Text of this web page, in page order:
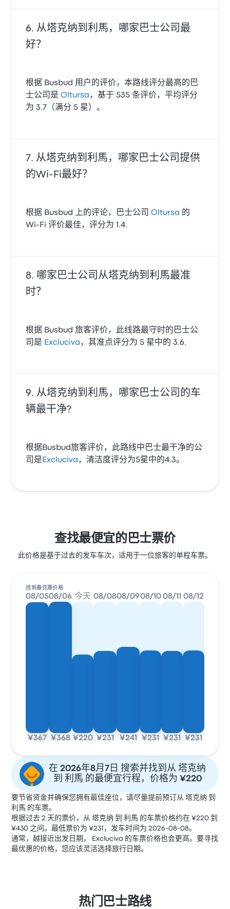
从塔克纳到利馬，哪家巴士公司最
好？
根据 Busbud 用户的评价，本路线评分最高的巴
士公司是Oltursa ，基于 535 条评价，平均评分
为 3.7（满分 5 星）。
从塔克纳到利馬，哪家巴士公司提供
的Wi‑Fi最好？
根据 Busbud 上的评论，巴士公司Oltursa 的
Wi‑Fi 评价最佳，评分为 1.4.
哪家巴士公司从塔克纳到利馬最准
时？
根据 Busbud 旅客评价，此线路最守时的巴士公
司是 Excluciva ，其准点评分为 5 星中的 3.6.
从塔克纳到利馬，哪家巴士公司的车
辆最干净?
根据Busbud旅客评价，此路线中巴士最干净的公
司是 Excluciva ，清洁度评分为5星中的4.3。
查找最便宜的巴士票价
此价格是基于过去的发车车次，适用于一位旅客的单程车票。
找到最优惠价格
08/05
¥367
08/06
¥368
今天
¥220
08/08
¥231
08/09
¥241
08/10
¥231
08/11
¥231
08/12
¥231
在 2026年8月7日 搜索并找到从 塔克纳
到 利馬 的最便宜行程，价格为 ¥220
要节省资金并确保您拥有最佳座位，请尽量提前预订从 塔克纳 到
利馬 的车票。
根据过去 2 天的票价，从 塔克纳 到 利馬 的车票价格约在 ¥220 到
¥430 之间。最低票价为 ¥231，发车时间为 2026-08-08。
通常，越接近出发日期， Excluciva 的车票价格也会更高。要寻找
最优惠的价格，您应该灵活选择旅行日期。
热门巴士路线